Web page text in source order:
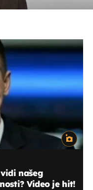
našeg
Video je hit!